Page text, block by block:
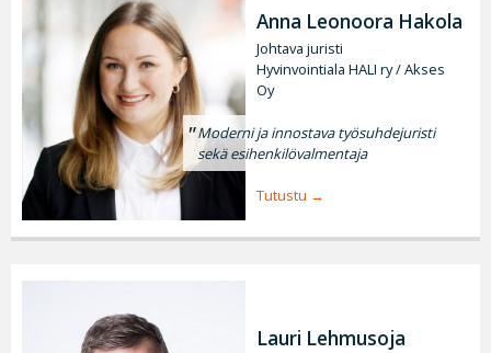
Anna Leonoora Hakola
Johtava juristi
Hyvinvointiala HALI ry / Akses
Oy
Moderni ja innostava työsuhdejuristi
sekä esihenkilövalmentaja
Tutustu
Lauri Lehmusoja